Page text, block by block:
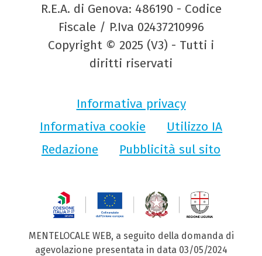
R.E.A. di Genova: 486190 - Codice
Fiscale / P.Iva 02437210996
Copyright © 2025 (V3) - Tutti i
diritti riservati
Informativa privacy
Informativa cookie
Utilizzo IA
Redazione
Pubblicità sul sito
MENTELOCALE WEB, a seguito della domanda di
agevolazione presentata in data 03/05/2024